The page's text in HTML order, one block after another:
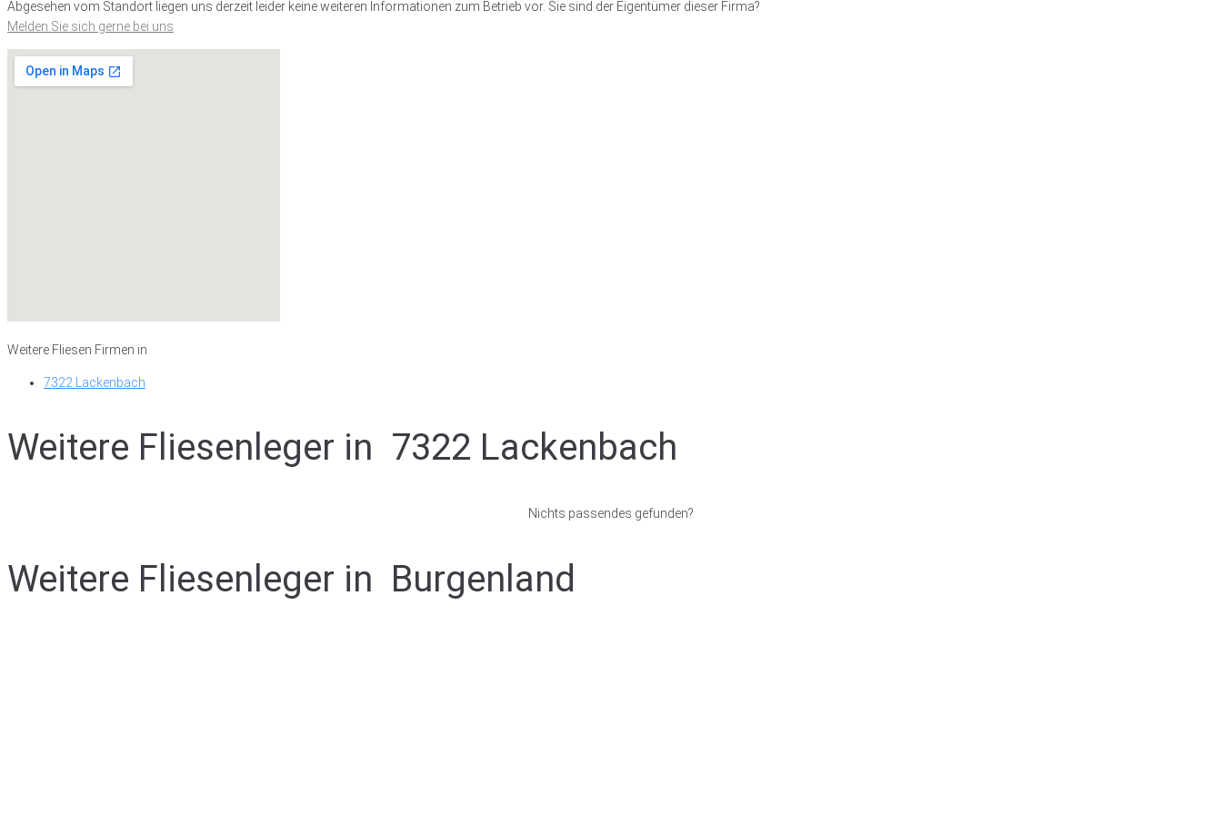
Abgesehen vom Standort liegen uns derzeit leider keine weiteren Informationen zum Betrieb vor. Sie sind der Eigentümer dieser Firma?
Melden Sie sich gerne bei uns
Weitere Fliesen Firmen in
7322 Lackenbach
Weitere Fliesenleger in 7322 Lackenbach
Nichts passendes gefunden?
Weitere Fliesenleger in Burgenland